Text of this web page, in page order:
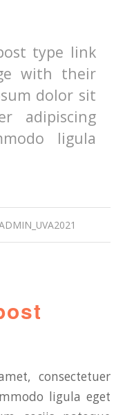
type link
with their
dolor sit
adipiscing
ligula
consectetuer
ligula eget